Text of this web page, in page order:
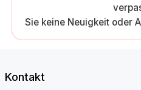
Sie keine Neuigkeit oder
Kontakt